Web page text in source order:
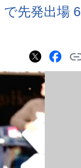
先発出場 6